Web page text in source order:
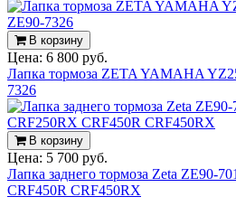
В корзину
Цена: 6 800 руб.
Лапка тормоза ZETA YAMAHA
7326
В корзину
Цена: 5 700 руб.
Лапка заднего тормоза Zeta ZE90-
CRF450R CRF450RX